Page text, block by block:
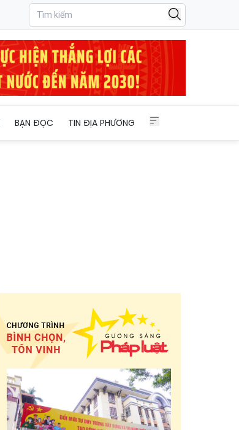
BẠN ĐỌC TIN ĐỊA PHƯƠNG